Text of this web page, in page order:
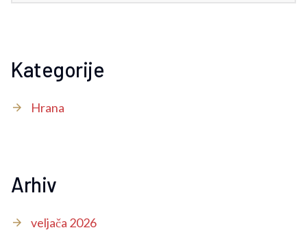
Kategorije
Hrana
Arhiv
veljača 2026